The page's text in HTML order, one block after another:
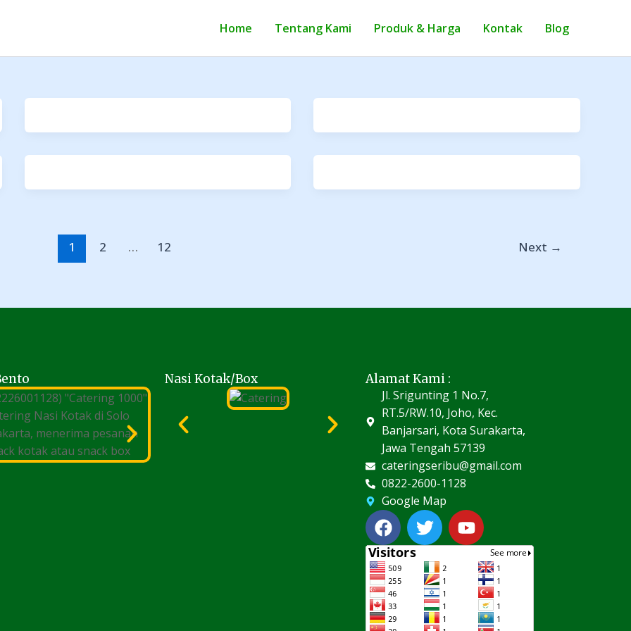
Home Tentang Kami Produk & Harga Kontak Blog
1 2 … 12 Next →
Nasi Kotak/Box
Alamat Kami :
Jl. Srigunting 1 No.7,
RT.5/RW.10, Joho, Kec.
Banjarsari, Kota Surakarta,
Jawa Tengah 57139
cateringseribu@gmail.com
0822-2600-1128
Google Map
F
a
c
e
b
o
o
T
w
i
t
t
e
r
Y
o
u